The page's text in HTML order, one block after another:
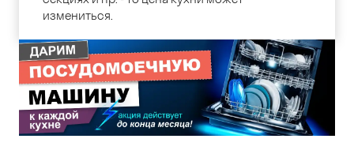
измениться.